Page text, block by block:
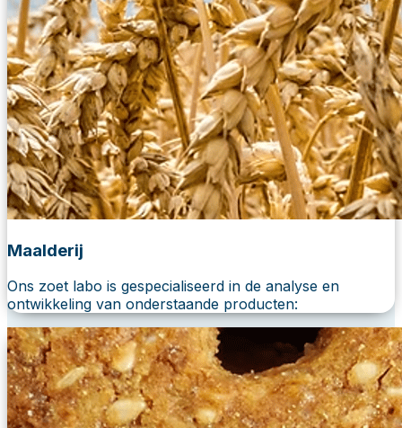
Maalderij
Ons zoet labo is gespecialiseerd in de analyse en
ontwikkeling van onderstaande producten: